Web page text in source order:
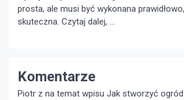
prosta, ale musi być wykonana
skuteczna. Czytaj dalej, …
Komentarze
Piotr z na temat wpisu Jak stworzyć